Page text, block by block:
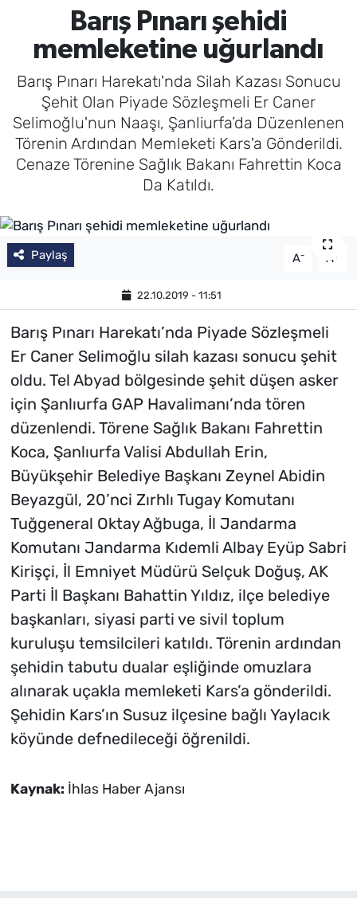
Barış Pınarı şehidi
memleketine uğurlandı
Barış Pınarı Harekatı'nda Silah Kazası Sonucu
Şehit Olan Piyade Sözleşmeli Er Caner
Selimoğlu'nun Naaşı, Şanliurfa’da Düzenlenen
Törenin Ardından Memleketi Kars'a Gönderildi.
Cenaze Törenine Sağlık Bakanı Fahrettin Koca
Da Katıldı.
Paylaş A- A +
22.10.2019 - 11:51
Barış Pınarı Harekatı’nda Piyade Sözleşmeli
Er Caner Selimoğlu silah kazası sonucu şehit
oldu. Tel Abyad bölgesinde şehit düşen asker
için Şanlıurfa GAP Havalimanı’nda tören
düzenlendi. Törene Sağlık Bakanı Fahrettin
Koca, Şanlıurfa Valisi Abdullah Erin,
Büyükşehir Belediye Başkanı Zeynel Abidin
Beyazgül, 20’nci Zırhlı Tugay Komutanı
Tuğgeneral Oktay Ağbuga, İl Jandarma
Komutanı Jandarma Kıdemli Albay Eyüp Sabri
Kirişçi, İl Emniyet Müdürü Selçuk Doğuş, AK
Parti İl Başkanı Bahattin Yıldız, ilçe belediye
başkanları, siyasi parti ve sivil toplum
kuruluşu temsilcileri katıldı. Törenin ardından
şehidin tabutu dualar eşliğinde omuzlara
alınarak uçakla memleketi Kars’a gönderildi.
Şehidin Kars’ın Susuz ilçesine bağlı Yaylacık
köyünde defnedileceği öğrenildi.
Kaynak: İhlas Haber Ajansı